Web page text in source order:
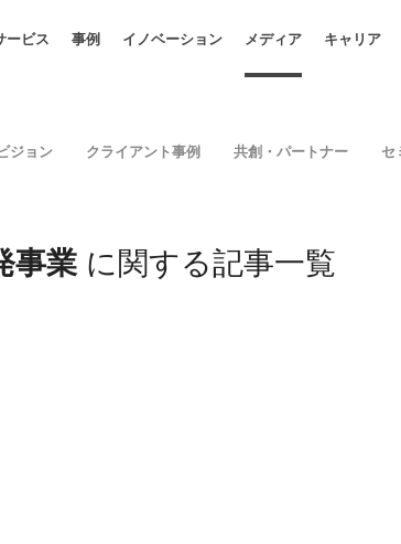
ービス 事例 イノベーション メディア キャリア
ジョン クライアント事例 共創・パートナー セ
事業 に関する記事一覧